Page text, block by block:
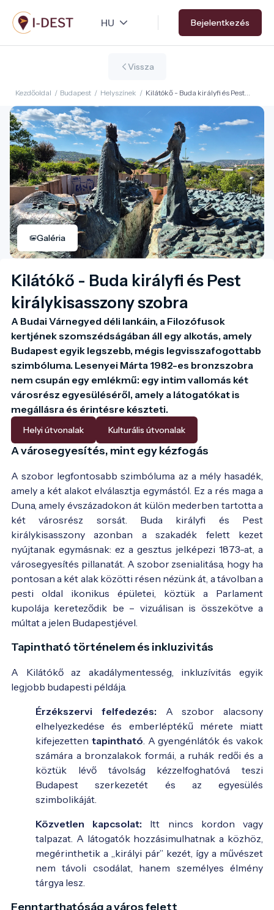
Ugrás
a
tartalomra
Bejelentkezés
Vissza
Kezdőoldal / Budapest / Helyszínek / Kilátókő - Buda királyfi és Pest
királykisasszony szobra
Galéria
Kilátókő - Buda királyfi és Pest
királykisasszony szobra
A Budai Várnegyed déli lankáin, a Filozófusok
kertjének szomszédságában áll egy alkotás, amely
Budapest egyik legszebb, mégis legvisszafogottabb
szimbóluma. Lesenyei Márta 1982-es bronzszobra
nem csupán egy emlékmű: egy intim vallomás két
városrész egyesüléséről, amely a látogatókat is
megállásra és érintésre készteti.
Helyi útvonalak Kulturális útvonalak
A városegyesítés, mint egy kézfogás
A szobor legfontosabb szimbóluma az a mély hasadék,
amely a két alakot elválasztja egymástól. Ez a rés maga a
Duna, amely évszázadokon át külön mederben tartotta a
két városrész sorsát. Buda királyfi és Pest
királykisasszony azonban a szakadék felett kezet
nyújtanak egymásnak: ez a gesztus jelképezi 1873-at, a
városegyesítés pillanatát. A szobor zsenialitása, hogy ha
pontosan a két alak közötti résen nézünk át, a távolban a
pesti oldal ikonikus épületei, köztük a Parlament
kupolája kereteződik be – vizuálisan is összekötve a
múltat a jelen Budapestjével.
Tapintható történelem és inkluzivitás
A Kilátókő az akadálymentesség, inkluzívitás egyik
legjobb budapesti példája.
Érzékszervi felfedezés: A szobor alacsony
elhelyezkedése és emberléptékű mérete miatt
kifejezetten tapintható . A gyengénlátók és vakok
számára a bronzalakok formái, a ruhák redői és a
köztük lévő távolság kézzelfoghatóvá teszi
Budapest szerkezetét és az egyesülés
szimbolikáját.
Közvetlen kapcsolat: Itt nincs kordon vagy
talpazat. A látogatók hozzásimulhatnak a közhöz,
megérinthetik a „királyi pár” kezét, így a művészet
nem távoli csodálat, hanem személyes élmény
tárgya lesz.
Fenntarthatóság a város felett